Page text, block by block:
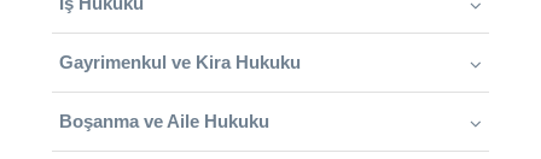
Gayrimenkul ve Kira Hukuku
Boşanma ve Aile Hukuku